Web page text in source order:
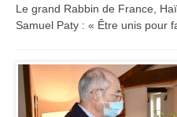
Le grand Rabbin de France,
Samuel Paty : « Être unis pour